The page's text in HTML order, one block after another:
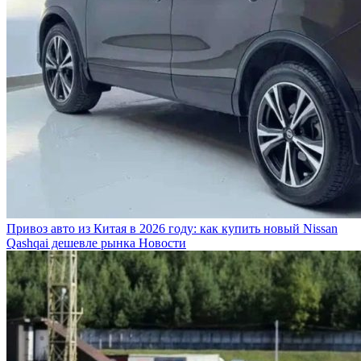
Привоз авто из Китая в 2026 году: как купить новый Nissan
Qashqai дешевле рынка Новости